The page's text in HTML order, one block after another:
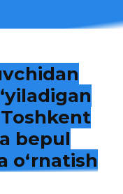
bepul
o‘rnatish